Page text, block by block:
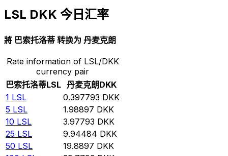
LSL DKK 今日汇率
將 巴索托洛蒂 转换为 丹麦克朗
Rate information of LSL/DKK
currency pair
巴索托洛蒂LSL 丹麦克朗DKK
1 LSL 0.397793 DKK
5 LSL 1.98897 DKK
10 LSL 3.97793 DKK
25 LSL 9.94484 DKK
50 LSL 19.8897 DKK